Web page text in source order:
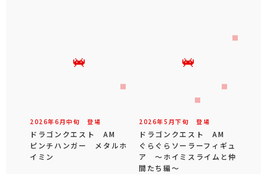
2026年6 月中旬 登場
ドラゴンクエスト AM
ピンチハンガー メタルホ
イミン
2026年5 月下旬 登場
ドラゴンクエスト AM
ぐらぐらソーラーフィギュ
ア ～ホイミスライムと仲
間たち編～